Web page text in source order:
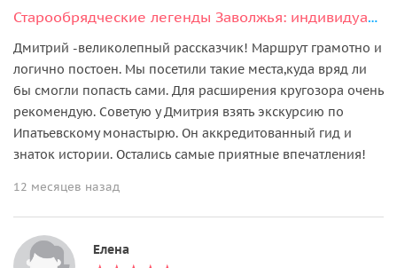
Старообрядческие легенды Заволжья: индивидуальная пешеходная экскурсия
Дмитрий -великолепный рассказчик! Маршрут грамотно и
логично постоен. Мы посетили такие места,куда вряд ли
бы смогли попасть сами. Для расширения кругозора очень
рекомендую. Советую у Дмитрия взять экскурсию по
Ипатьевскому монастырю. Он аккредитованный гид и
знаток истории. Остались самые приятные впечатления!
12 месяцев назад
Елена